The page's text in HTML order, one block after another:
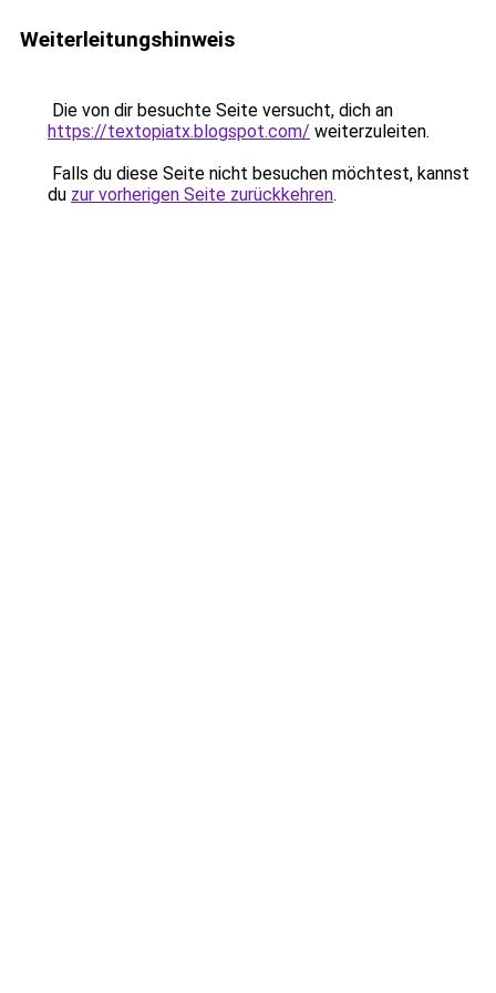
Weiterleitungshinweis
Die von dir besuchte Seite versucht, dich an
https://textopiatx.blogspot.com/ weiterzuleiten.
Falls du diese Seite nicht besuchen möchtest, kannst
du zur vorherigen Seite zurückkehren.